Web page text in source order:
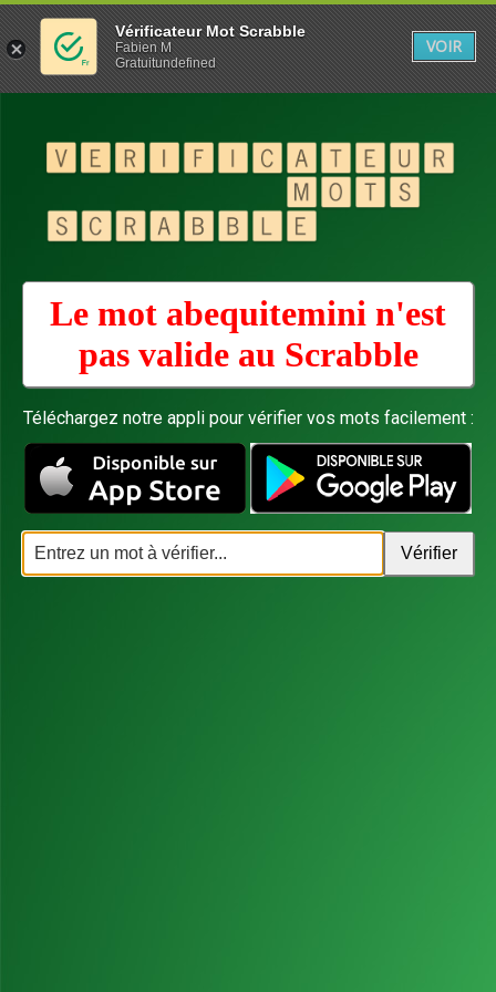
Le mot abequitemini n'est
pas valide au Scrabble
Téléchargez notre appli pour vérifier vos mots facilement :
Vérificateur Mot Scrabble
Fabien M
Gratuitundefined
VOIR